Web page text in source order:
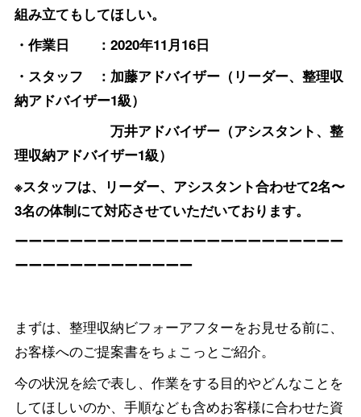
組み立てもしてほしい。
・作業日 ：2020年11月16日
・スタッフ ：加藤アドバイザー（リーダー、整理収
納アドバイザー1級）
万井アドバイザー（アシスタント、整
理収納アドバイザー1級）
※スタッフは、リーダー、アシスタント合わせて2名〜
3名の体制にて対応させていただいております。
ーーーーーーーーーーーーーーーーーーーーーーーー
ーーーーーーーーーーーーー
まずは、整理収納ビフォーアフターをお見せる前に、
お客様へのご提案書をちょこっとご紹介。
今の状況を絵で表し、作業をする目的やどんなことを
してほしいのか、手順なども含めお客様に合わせた資